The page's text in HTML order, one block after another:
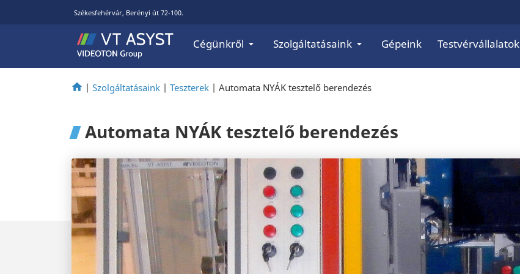
Székesfehérvár, Berényi út 72-100.
Cégünkről Szolgáltatásaink Gépeink Testvérvállalatok
| Szolgáltatásaink | Teszterek | Automata NYÁK tesztelő berendezés
Automata NYÁK tesztelő berendezés